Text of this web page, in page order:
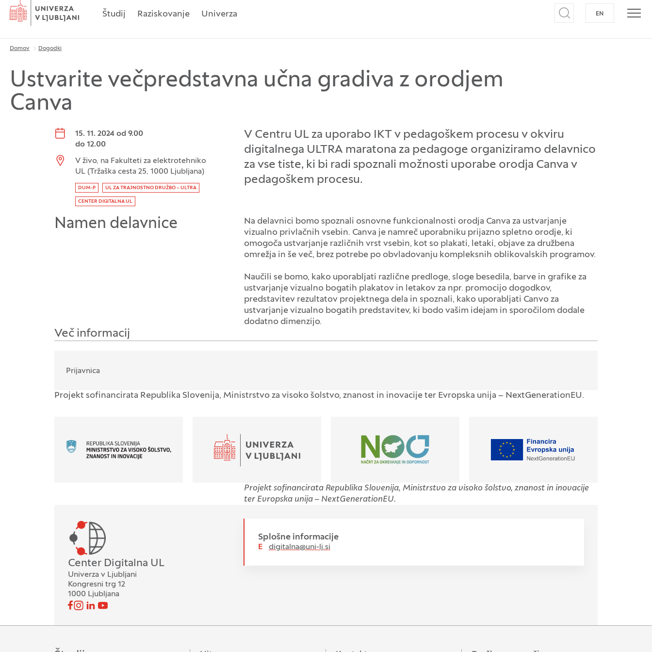
Domov
Študij Raziskovanje Univerza Odpri iskalnik
EN NA ANGLEŠKI
Drobtinice
Domov Dogodki
Ustvarite večpredstavna učna gradiva z orodjem
Canva
Datum dogodka:
15. 11. 2024 od 9.00
do 12.00
Lokacija dogodka:
V živo, na Fakulteti za elektrotehniko
UL (Tržaška cesta 25, 1000 Ljubljana)
Oznaka dogodka
DUM-P UL ZA TRAJNOSTNO DRUŽBO – ULTRA
CENTER DIGITALNA UL
V Centru UL za uporabo IKT v pedagoškem procesu v okviru
digitalnega ULTRA maratona za pedagoge organiziramo delavnico
za vse tiste, ki bi radi spoznali možnosti uporabe orodja Canva v
pedagoškem procesu.
Namen delavnice
Na delavnici bomo spoznali osnovne funkcionalnosti orodja Canva za ustvarjanje
vizualno privlačnih vsebin. Canva je namreč uporabniku prijazno spletno orodje, ki
omogoča ustvarjanje različnih vrst vsebin, kot so plakati, letaki, objave za družbena
omrežja in še več, brez potrebe po obvladovanju kompleksnih oblikovalskih programov.
Naučili se bomo, kako uporabljati različne predloge, sloge besedila, barve in grafike za
ustvarjanje vizualno bogatih plakatov in letakov za npr. promocijo dogodkov,
predstavitev rezultatov projektnega dela in spoznali, kako uporabljati Canvo za
ustvarjanje vizualno bogatih predstavitev, ki bodo vašim idejam in sporočilom dodale
dodatno dimenzijo.
Več informacij
Prijavnica
Logotipi
Projekt sofinancirata Republika Slovenija, Ministrstvo za visoko šolstvo, znanost in inovacije ter Evropska unija – NextGenerationEU.
Projekt sofinancirata Republika Slovenija, Ministrstvo za visoko šolstvo, znanost in inovacije
ter Evropska unija – NextGenerationEU.
Center Digitalna UL
Univerza v Ljubljani
Kongresni trg 12
1000 Ljubljana
Spremljajte nas
Pojdi na našo Facebook stran
Pojdi na našo Instagram stran
Pojdi na Linkedin stran
Pojdi na YouTube stran
Splošne informacije
E digitalna@uni-lj.si